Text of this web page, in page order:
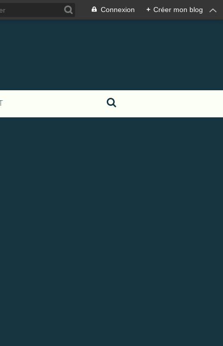
Connexion + Créer mon blog